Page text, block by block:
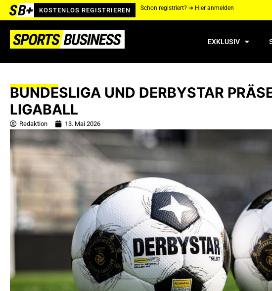
KOSTENLOS REGISTRIEREN Schon registriert? ➔ Hier anmelden
EXKLUSIV
BUNDESLIGA UND DERBYSTAR
LIGABALL
Redaktion 13. Mai 2026